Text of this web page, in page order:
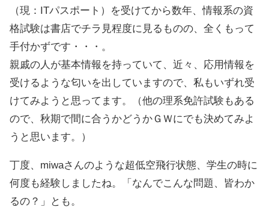
（現：ITパスポート）を受けてから数年、情報系の資
格試験は書店でチラ見程度に見るものの、全くもって
手付かずです・・・。
親戚の人が基本情報を持っていて、近々、応用情報を
受けるような匂いを出していますので、私もいずれ受
けてみようと思ってます。（他の理系免許試験もある
ので、秋期で間に合うかどうかＧＷにでも決めてみよ
うと思います。）
丁度、miwaさんのような超低空飛行状態、学生の時に
何度も経験しましたね。「なんでこんな問題、皆わか
るの？」とも。